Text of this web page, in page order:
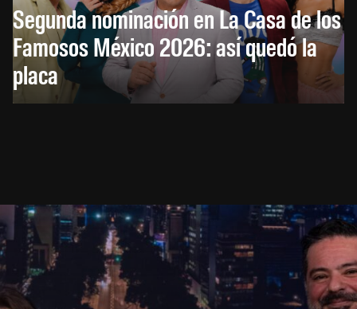
Segunda nominación en La Casa de los
Famosos México 2026: así quedó la
placa